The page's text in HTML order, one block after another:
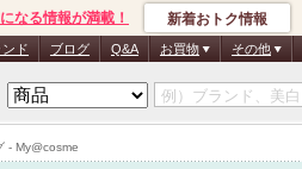
- My@cosme
なる情報が満載！ 新着おトク情報
ンド ブログ Q&A お買物 その他
さん